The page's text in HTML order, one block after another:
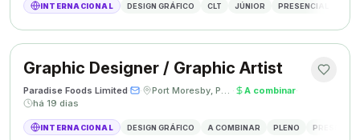
INTERNACIONAL DESIGN GRÁFICO CLT JÚNIOR PRESENCIAL
Graphic Designer / Graphic Artist
Paradise Foods Limited· · Port Moresby, Papua Nova Guiné · A combinar·
há 19 dias
INTERNACIONAL DESIGN GRÁFICO A COMBINAR PLENO